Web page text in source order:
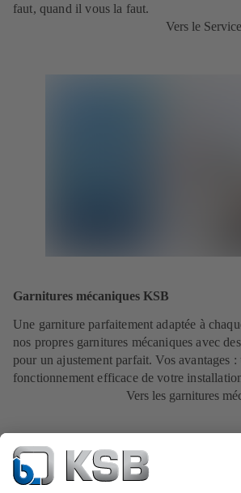
faut, quand il vous la faut.
Vers le Service
Garnitures mécaniques KSB
Une garniture parfaitement adaptée à
nos propres garnitures mécaniques avec
pour un ajustement parfait. Vos avantages
fonctionnement efficace de votre
Vers les garnitures